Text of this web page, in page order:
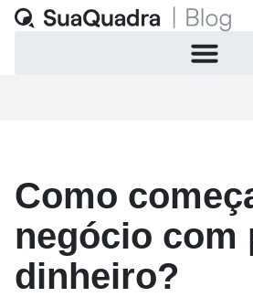
Como
negócio com
dinheiro?